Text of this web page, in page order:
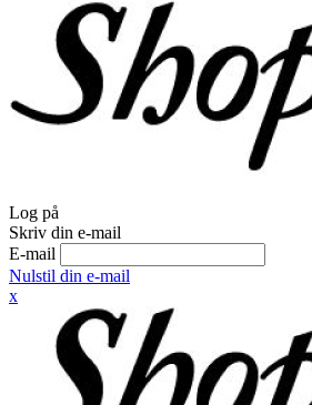
Log på
Skriv din e-mail
E-mail
Nulstil din e-mail
x